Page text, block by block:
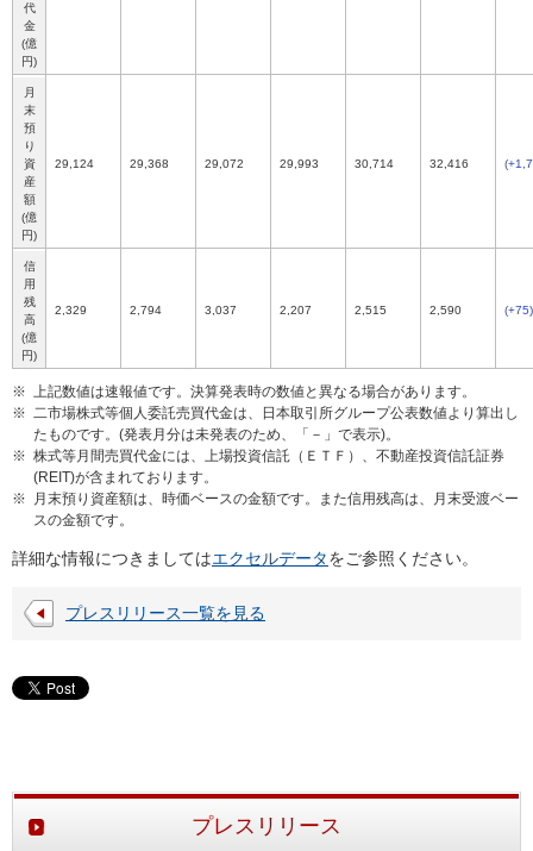
代
金
(億
円)
月
末
預
り
資
産
額
(億
円)
29,124 29,368 29,072 29,993 30,714 32,416
信
用
残
高
(億
円)
2,329 2,794 3,037 2,207 2,515 2,590 (+75)
※ 上記数値は速報値です。決算発表時の数値と異なる場合があります。
※ 二市場株式等個人委託売買代金は、日本取引所グループ公表数値より算出し
たものです。(発表月分は未発表のため、「－」で表示)。
※ 株式等月間売買代金には、上場投資信託（ＥＴＦ）、不動産投資信託証券
(REIT)が含まれております。
※
月末預り資産額は、時価ベースの金額です。また信用残高は、月末受渡ベー
スの金額です。
詳細な情報につきましてはエクセルデータをご参照ください。
プレスリリース一覧を見る
プレスリリース